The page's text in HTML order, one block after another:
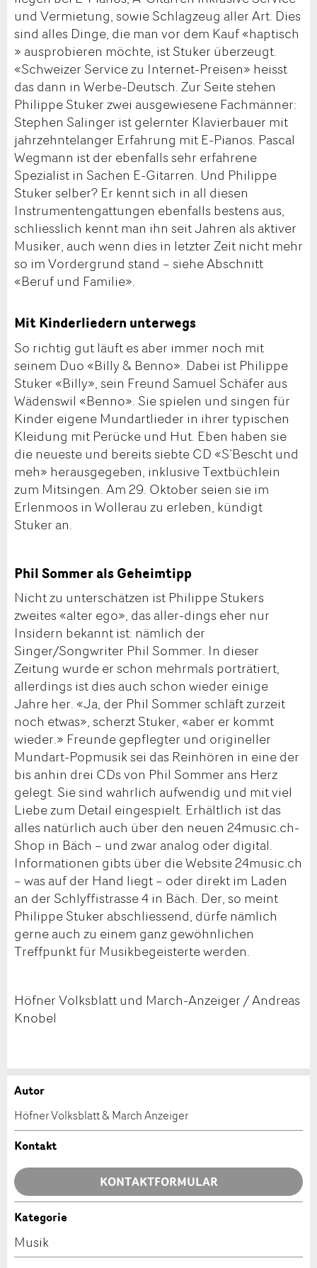
und Vermietung, sowie Schlagzeug aller Art. Dies
sind alles Dinge, die man vor dem Kauf «haptisch
» ausprobieren möchte, ist Stuker überzeugt.
«Schweizer Service zu Internet-Preisen» heisst
das dann in Werbe-Deutsch. Zur Seite stehen
Philippe Stuker zwei ausgewiesene Fachmänner:
Stephen Salinger ist gelernter Klavierbauer mit
jahrzehntelanger Erfahrung mit E-Pianos. Pascal
Wegmann ist der ebenfalls sehr erfahrene
Spezialist in Sachen E-Gitarren. Und Philippe
Stuker selber? Er kennt sich in all diesen
Instrumentengattungen ebenfalls bestens aus,
schliesslich kennt man ihn seit Jahren als aktiver
Musiker, auch wenn dies in letzter Zeit nicht mehr
so im Vordergrund stand – siehe Abschnitt
«Beruf und Familie».
Mit Kinderliedern unterwegs
So richtig gut läuft es aber immer noch mit
seinem Duo «Billy & Benno». Dabei ist Philippe
Stuker «Billy», sein Freund Samuel Schäfer aus
Wädenswil «Benno». Sie spielen und singen für
Kinder eigene Mundartlieder in ihrer typischen
Kleidung mit Perücke und Hut. Eben haben sie
die neueste und bereits siebte CD «S’Bescht und
meh» herausgegeben, inklusive Textbüchlein
zum Mitsingen. Am 29. Oktober seien sie im
Erlenmoos in Wollerau zu erleben, kündigt
Stuker an.
Phil Sommer als Geheimtipp
Nicht zu unterschätzen ist Philippe Stukers
zweites «alter ego», das aller-dings eher nur
Insidern bekannt ist: nämlich der
Singer/Songwriter Phil Sommer. In dieser
Zeitung wurde er schon mehrmals porträtiert,
allerdings ist dies auch schon wieder einige
Jahre her. «Ja, der Phil Sommer schläft zurzeit
noch etwas», scherzt Stuker, «aber er kommt
wieder.» Freunde gepflegter und origineller
Mundart-Popmusik sei das Reinhören in eine der
bis anhin drei CDs von Phil Sommer ans Herz
gelegt. Sie sind wahrlich aufwendig und mit viel
Liebe zum Detail eingespielt. Erhältlich ist das
alles natürlich auch über den neuen 24music.ch-
Shop in Bäch – und zwar analog oder digital.
Informationen gibts über die Website 24music.ch
– was auf der Hand liegt – oder direkt im Laden
an der Schlyffistrasse 4 in Bäch. Der, so meint
Philippe Stuker abschliessend, dürfe nämlich
gerne auch zu einem ganz gewöhnlichen
Treffpunkt für Musikbegeisterte werden.
Höfner Volksblatt und March-Anzeiger / Andreas
Knobel
Anzeige beanstanden
Ihr Feedback wird sehr geschätzt!
Allgemeines Feedback
Anzeige nicht mehr gültig
Anzeige unvollständig
Anzeige weiterempfehlen
Empfehlen Sie diese Anzeige an Freunde weiter.
Autor
Höfner Volksblatt & March Anzeiger
Kontakt
KONTAKTFORMULAR
Kontakt
Kategorie
Musik